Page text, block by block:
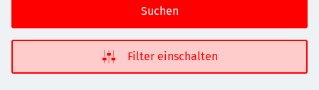
Suchen
Filter einschalten